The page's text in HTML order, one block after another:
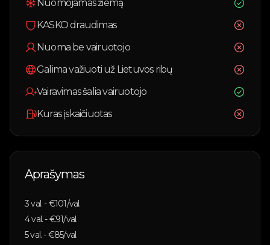
Nuomojamas žiemą
KASKO draudimas
Nuoma be vairuotojo
Galima važiuoti už Lietuvos ribų
Vairavimas šalia vairuotojo
Kuras įskaičiuotas
Aprašymas
3val. - €101/val.
4val. - €91/val.
5val. - €85/val.